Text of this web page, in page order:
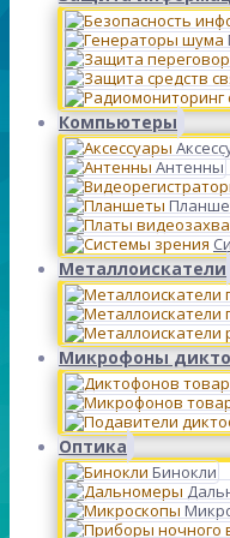
Компьютеры
Антенны
Металлоискатели
Микрофоны
Оптика
Бинокли